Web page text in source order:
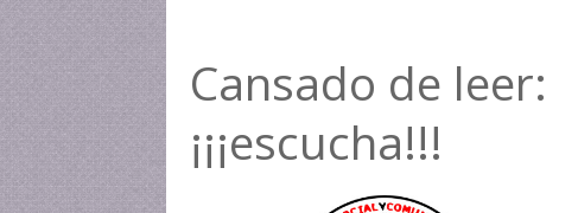
Cansado de leer:
¡¡¡escucha!!!